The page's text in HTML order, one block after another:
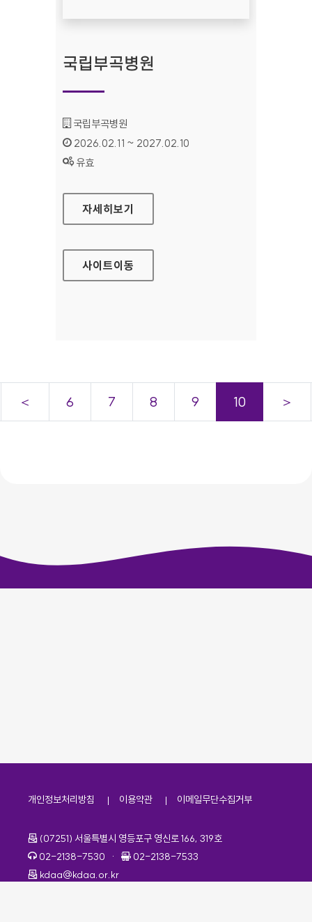
국립부곡병원
기관명 :
국립부곡병원
인증기간 :
2026.02.11 ~ 2027.02.10
상태 :
유효
국립부곡병원
자세히보기
사이트이동
＜ 6 7 8 9 10 ＞
개인정보처리방침 이용약관 이메일무단수집거부
주소
(07251) 서울특별시 영등포구 영신로 166, 319호
전화번호
02-2138-7530 · 팩스번호
02-2138-7533
이메일
kdaa@kdaa.or.kr